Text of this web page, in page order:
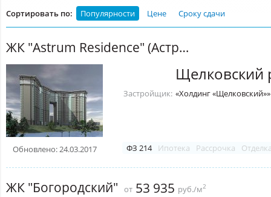
Сортировать по: Популярности Цене Сроку сдачи
ЖК "Astrum Residence" (Аструм резиденс)
Обновлено: 24.03.2017
Щелковский
Застройщик: «Холдинг «Щелковский»»
ФЗ 214 Ипотека Рассрочка
ЖК "Богородский" от 53 935 руб./м2